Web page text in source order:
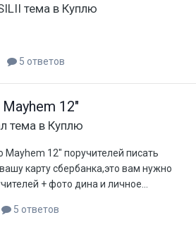
тема в Куплю
5 ответов
12"
тема в Куплю
12" поручителей писать
карту сбербанка,это вам нужно
+ фото дина и личное...
5 ответов